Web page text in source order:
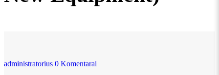
administratorius 0 Komentarai